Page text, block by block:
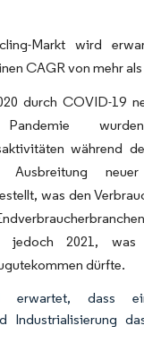
Markt wird
CAGR von mehr
durch COVID-19
während
neuer
was den
jedoch 2021,
dürfte.
erwartet, dass
Industrialisierung